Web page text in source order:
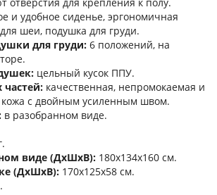
и удобное сиденье, эргономичная
шеи, подушка для груди.
для груди: 6 положений, на
цельный кусок ППУ.
качественная, непромокаемая и
с двойным усиленным швом.
в разобранном виде.
виде (ДхШхВ): 180х134х160 см.
(ДхШхВ): 170х125х58 см.